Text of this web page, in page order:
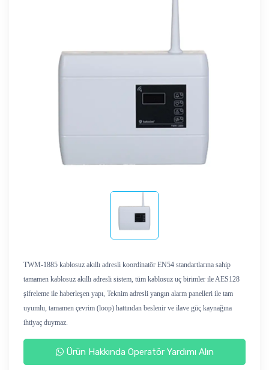
TWM-1885 kablosuz akıllı adresli koordinatör EN54 standartlarına sahip
tamamen kablosuz akıllı adresli sistem, tüm kablosuz uç birimler ile AES128
şifreleme ile haberleşen yapı, Teknim adresli yangın alarm panelleri ile tam
uyumlu, tamamen çevrim (loop) hattından beslenir ve ilave güç kaynağına
ihtiyaç duymaz.
Ürün Hakkında Operatör Yardımı Alın